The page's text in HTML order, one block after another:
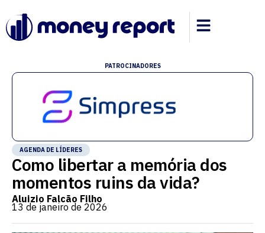
PATROCINADORES
AGENDA DE LÍDERES
Como libertar a memória dos
momentos ruins da vida?
Aluizio Falcão Filho
13 de janeiro de 2026